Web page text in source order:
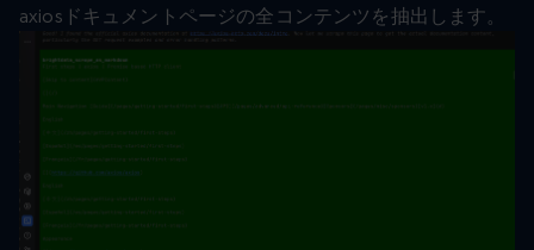
axiosドキュメントページの全コンテンツを抽出します。